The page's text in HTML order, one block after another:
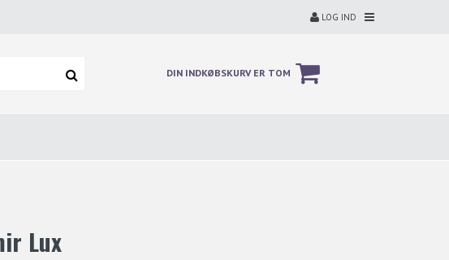
LOG IND
DIN INDKØBSKURV ER TOM
Lux